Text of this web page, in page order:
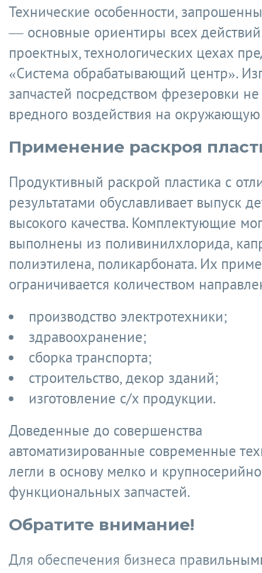
Технические особенности,
— основные ориентиры всех
проектных, технологических цехах
«Система обрабатывающий центр».
запчастей посредством фрезеровки
вредного воздействия на окружающую
Применение раскроя
Продуктивный раскрой пластика с
результатами обуславливает выпуск
высокого качества. Комплектующие
выполнены из поливинилхлорида,
полиэтилена, поликарбоната. Их
ограничивается количеством
производство электротехники;
здравоохранение;
сборка транспорта;
строительство, декор зданий;
изготовление с/х продукции.
Доведенные до совершенства
автоматизированные современные
легли в основу мелко и
функциональных запчастей.
Обратите внимание!
Для обеспечения бизнеса